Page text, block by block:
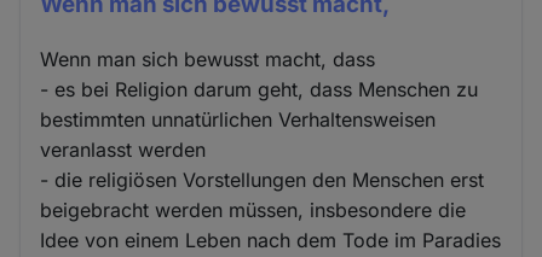
Wenn man sich bewusst macht, dass
- es bei Religion darum geht, dass Menschen zu
bestimmten unnatürlichen Verhaltensweisen
veranlasst werden
- die religiösen Vorstellungen den Menschen erst
beigebracht werden müssen, insbesondere die
Idee von einem Leben nach dem Tode im Paradies